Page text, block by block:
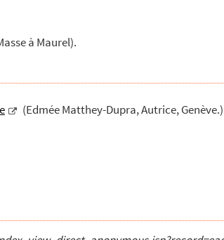
à Maurel).
(Edmée Matthey-Dupra, Autrice, Genève.)